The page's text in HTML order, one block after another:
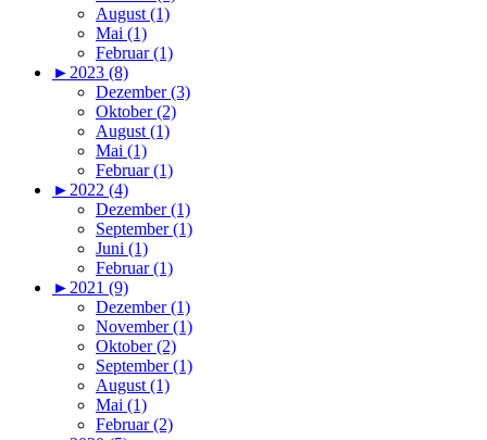
August (1)
Mai (1)
Februar (1)
► 2023 (8)
Dezember (3)
Oktober (2)
August (1)
Mai (1)
Februar (1)
► 2022 (4)
Dezember (1)
September (1)
Juni (1)
Februar (1)
► 2021 (9)
Dezember (1)
November (1)
Oktober (2)
September (1)
August (1)
Mai (1)
Februar (2)